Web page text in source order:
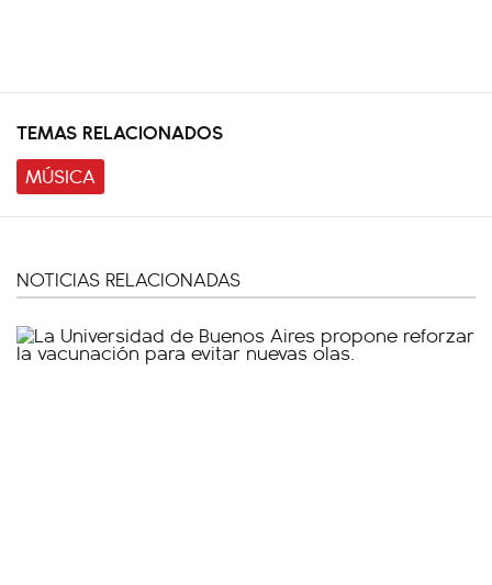
TEMAS RELACIONADOS
MÚSICA
NOTICIAS RELACIONADAS